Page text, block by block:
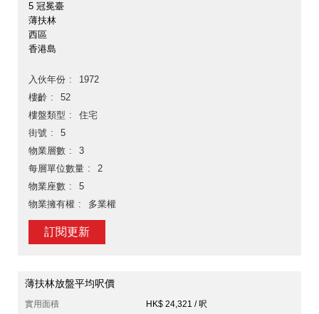
5 冠冕臺
薄扶林
西區
香港島
入伙年份
1972
樓齡
52
樓盤類型
住宅
街號
5
物業層數
3
每層單位數量
2
物業座數
5
物業擁有權
多業權
訂閱更新
薄扶林放盤平均呎價
實用面積
HK$ 24,321 / 呎